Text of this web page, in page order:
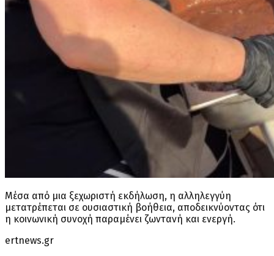
Μέσα από μια ξεχωριστή εκδήλωση, η αλληλεγγύη
μετατρέπεται σε ουσιαστική βοήθεια, αποδεικνύοντας ότι
η κοινωνική συνοχή παραμένει ζωντανή και ενεργή.
ertnews.gr